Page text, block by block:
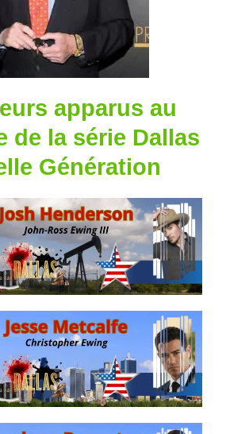
apparus au
de la série Dallas
Génération